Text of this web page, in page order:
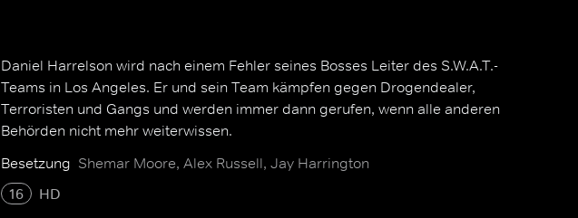
Daniel Harrelson wird nach einem Fehler seines Bosses Leiter des S.W.A.T.-
Teams in Los Angeles. Er und sein Team kämpfen gegen Drogendealer,
Terroristen und Gangs und werden immer dann gerufen, wenn alle anderen
Behörden nicht mehr weiterwissen.
Besetzung Shemar Moore, Alex Russell, Jay Harrington
16
HD